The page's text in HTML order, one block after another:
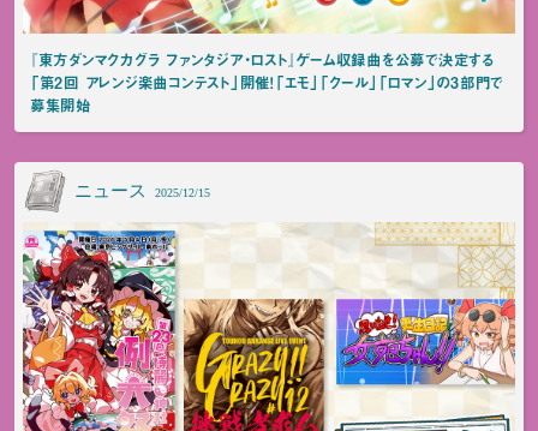
『東方ダンマクカグラ ファンタジア・ロスト』ゲーム収録曲を公募で決定する
「第2回 アレンジ楽曲コンテスト」開催！「エモ」「クール」「ロマン」の3部門で
募集開始
ニュース 2025/12/15